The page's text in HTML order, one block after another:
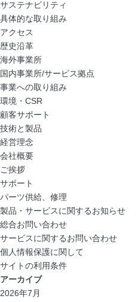
サステナビリティ
具体的な取り組み
アクセス
歴史沿革
海外事業所
国内事業所/サービス拠点
事業への取り組み
環境・CSR
顧客サポート
技術と製品
経営理念
会社概要
ご挨拶
サポート
パーツ供給、修理
製品・サービスに関するお知らせ
総合お問い合わせ
サービスに関するお問い合わせ
個人情報保護に関して
サイトの利用条件
アーカイブ
2026年7月